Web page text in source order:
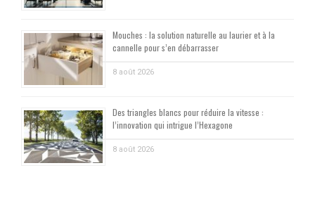
Mouches : la solution naturelle au laurier et à la
cannelle pour s’en débarrasser
8 août 2026
Des triangles blancs pour réduire la vitesse :
l’innovation qui intrigue l’Hexagone
8 août 2026